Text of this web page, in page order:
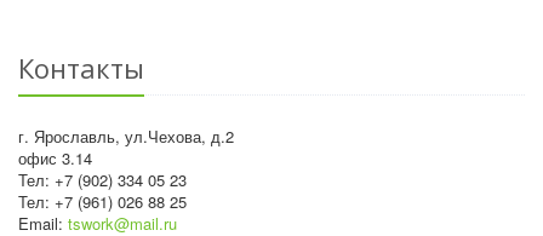
Контакты
г. Ярославль, ул.Чехова, д.2
офис 3.14
Тел: +7 (902) 334 05 23
Тел: +7 (961) 026 88 25
Email: tswork@mail.ru